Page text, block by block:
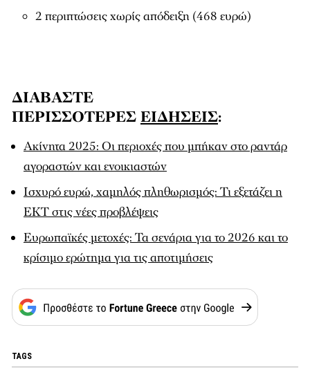
2 περιπτώσεις χωρίς απόδειξη (468 ευρώ)
ΔΙΑΒΑΣΤΕ
ΠΕΡΙΣΣΟΤΕΡΕΣ ΕΙΔΗΣΕΙΣ:
Ακίνητα 2025: Οι περιοχές που μπήκαν στο ραντάρ
αγοραστών και ενοικιαστών
Ισχυρό ευρώ, χαμηλός πληθωρισμός: Τι εξετάζει η
ΕΚΤ στις νέες προβλέψεις
Ευρωπαϊκές μετοχές: Τα σενάρια για το 2026 και το
κρίσιμο ερώτημα για τις αποτιμήσεις
TAGS